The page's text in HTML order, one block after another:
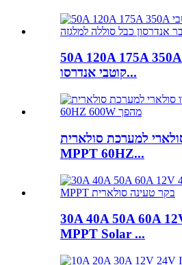
50A 120A 175A 350A חיבור מהיר 2
קוטבי אנדרסו...
למערכת סולארית
MPPT 60HZ...
30A 40A 50A 60A
MPPT Solar ...